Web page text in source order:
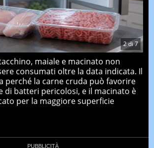
2di7
maiale e macinato non
consumati oltre la data indicata. Il
perché la carne cruda può favorire
di batteri pericolosi, e il macinato è
per la maggiore superficie